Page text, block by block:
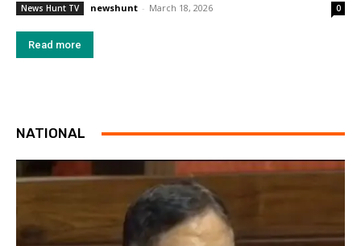
News Hunt TV newshunt - March 18, 2026 0
Read more
NATIONAL